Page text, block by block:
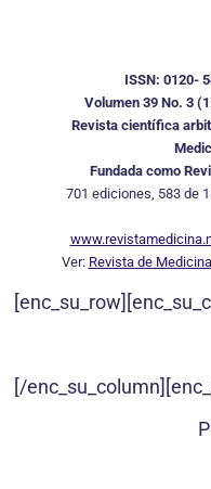
ISSN: 0120-
Volumen 39 No. 3
Revista científica
Fundada como
701 ediciones, 583 de
Ver: Revista de
[/